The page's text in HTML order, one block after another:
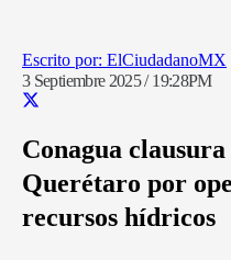
ElCiudadanoMX
3 Septiembre 2025 / 19:28PM
Conagua
Querétaro por
recursos hídricos